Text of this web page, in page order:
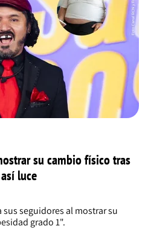
su cambio físico tras
luce
seguidores al mostrar su
grado 1".